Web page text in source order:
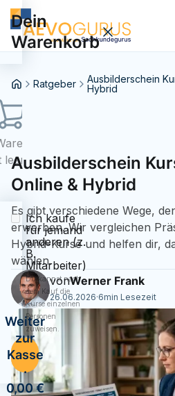
Dein
Warenkorb
leer...
Ich kaufe
für jemand
anderen (z.
B.
Mitarbeiter)
Du kannst nach
dem Kauf die
Kurse einzelnen
Personen
zuweisen.
Weiter
zur
Kasse
·
0,00 €
Ratgeber
Ausbilderschein
Hybrid
Ausbilderschein
Online & Hybrid
Es gibt verschiedene Wege,
erwerben. Wir vergleichen
Hybrid-Kurse und helfen dir,
wählen.
vonWerner Frank
26.06.2026·6min Lesezeit